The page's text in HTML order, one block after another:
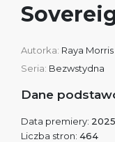
Autorka: Raya
Seria: Bezwstydna
Dane
Data premiery:
Liczba stron: 464